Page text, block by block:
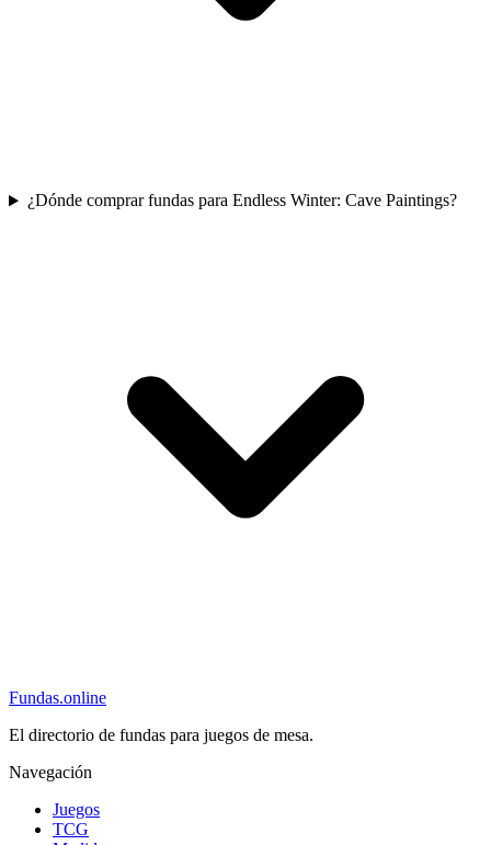
¿Dónde comprar fundas para Endless Winter: Cave Paintings?
Fundas.online
El directorio de fundas para juegos de mesa.
Navegación
Juegos
TCG